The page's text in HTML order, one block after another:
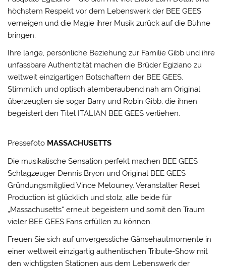
höchstem Respekt vor dem Lebenswerk der BEE GEES
verneigen und die Magie ihrer Musik zurück auf die Bühne
bringen.
Ihre lange, persönliche Beziehung zur Familie Gibb und ihre
unfassbare Authentizität machen die Brüder Egiziano zu
weltweit einzigartigen Botschaftern der BEE GEES.
Stimmlich und optisch atemberaubend nah am Original
überzeugten sie sogar Barry und Robin Gibb, die ihnen
begeistert den Titel ITALIAN BEE GEES verliehen.
Pressefoto MASSACHUSETTS
Die musikalische Sensation perfekt machen BEE GEES
Schlagzeuger Dennis Bryon und Original BEE GEES
Gründungsmitglied Vince Melouney. Veranstalter Reset
Production ist glücklich und stolz, alle beide für
„Massachusetts“ erneut begeistern und somit den Traum
vieler BEE GEES Fans erfüllen zu können.
Freuen Sie sich auf unvergessliche Gänsehautmomente in
einer weltweit einzigartig authentischen Tribute-Show mit
den wichtigsten Stationen aus dem Lebenswerk der